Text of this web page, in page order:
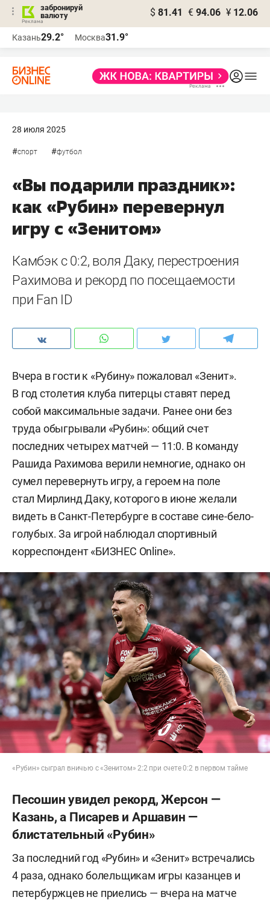
забронируй
валюту
$ 81.41 € 94.06 ¥ 12.06
Казань29.2° Москва31.9°
28 июля 2025
#спорт #футбол
«Вы подарили праздник»:
как «Рубин» перевернул
игру с «Зенитом»
Камбэк с 0:2, воля Даку, перестроения
Рахимова и рекорд по посещаемости
при Fan ID
Вчера в гости к «Рубину» пожаловал «Зенит».
В год столетия клуба питерцы ставят перед
собой максимальные задачи. Ранее они без
труда обыгрывали «Рубин»: общий счет
последних четырех матчей — 11:0. В команду
Рашида Рахимова верили немногие, однако он
сумел перевернуть игру, а героем на поле
стал Мирлинд Даку, которого в июне желали
видеть в Санкт-Петербурге в составе сине-бело-
голубых. За игрой наблюдал спортивный
корреспондент «БИЗНЕС Online».
«Рубин» сыграл вничью с «Зенитом» 2:2 при счете 0:2 в первом тайме
Песошин увидел рекорд, Жерсон —
Казань, а Писарев и Аршавин —
блистательный «Рубин»
За последний год «Рубин» и «Зенит» встречались
4 раза, однако болельщикам игры казанцев и
петербуржцев не приелись — вчера на матче